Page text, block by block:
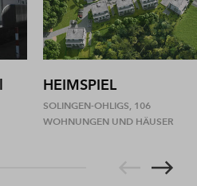
HEIMSPIEL
SOLINGEN-OHLIGS, 106
WOHNUNGEN UND HÄUSER